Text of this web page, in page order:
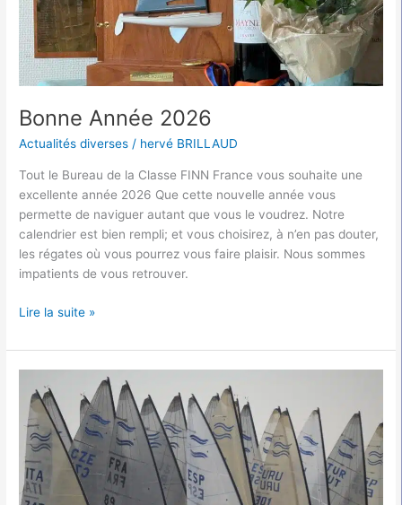
Bonne Année 2026
Actualités diverses / hervé BRILLAUD
Tout le Bureau de la Classe FINN France vous souhaite une
excellente année 2026 Que cette nouvelle année vous
permette de naviguer autant que vous le voudrez. Notre
calendrier est bien rempli; et vous choisirez, à n’en pas douter,
les régates où vous pourrez vous faire plaisir. Nous sommes
impatients de vous retrouver.
Lire la suite »
du
MEDITERRANEAN
FINN
CUP
à
PALAMOS